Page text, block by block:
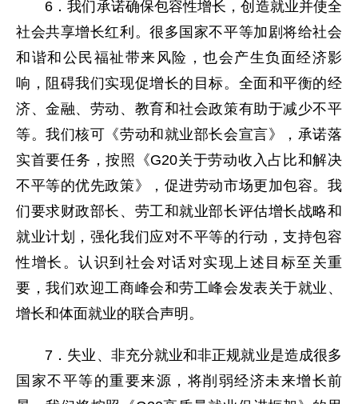
6．我们承诺确保包容性增长，创造就业并使全
社会共享增长红利。很多国家不平等加剧将给社会
和谐和公民福祉带来风险，也会产生负面经济影
响，阻碍我们实现促增长的目标。全面和平衡的经
济、金融、劳动、教育和社会政策有助于减少不平
等。我们核可《劳动和就业部长会宣言》，承诺落
实首要任务，按照《G20关于劳动收入占比和解决
不平等的优先政策》，促进劳动市场更加包容。我
们要求财政部长、劳工和就业部长评估增长战略和
就业计划，强化我们应对不平等的行动，支持包容
性增长。认识到社会对话对实现上述目标至关重
要，我们欢迎工商峰会和劳工峰会发表关于就业、
增长和体面就业的联合声明。
7．失业、非充分就业和非正规就业是造成很多
国家不平等的重要来源，将削弱经济未来增长前